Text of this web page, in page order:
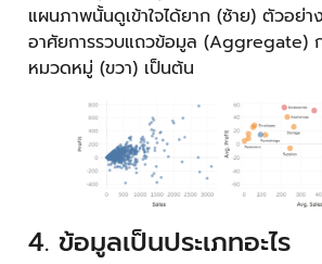
แผนภาพนั้นดูเข้าใจได้ยาก (ซ้าย) ตัวอย่า
อาศัยการรวบแถวข้อมูล (Aggregate)
หมวดหมู่ (ขวา) เป็นต้น
4. ข้อมูลเป็นประเภทอะไร